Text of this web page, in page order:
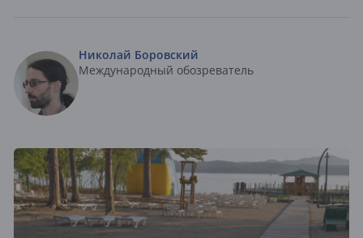
Николай Боровский
Международный обозреватель